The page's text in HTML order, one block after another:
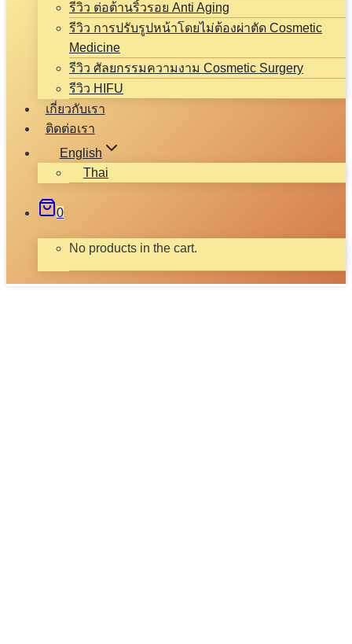
รีวิว ต่อต้านริ้วรอย Anti Aging
รีวิว การปรับรูปหน้าโดยไม่ต้องผ่าตัด Cosmetic
Medicine
รีวิว ศัลยกรรมความงาม Cosmetic Surgery
รีวิว HIFU
เกี่ยวกับเรา
ติดต่อเรา
English
Thai
0
No products in the cart.